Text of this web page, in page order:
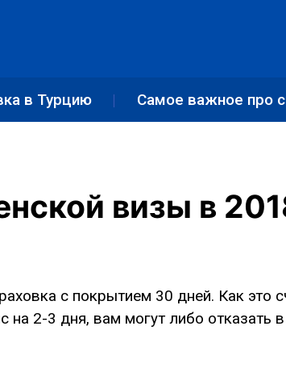
в Турцию Самое важное про
визы в
с покрытием 30 дней. Как это
2-3 дня, вам могут либо отказать